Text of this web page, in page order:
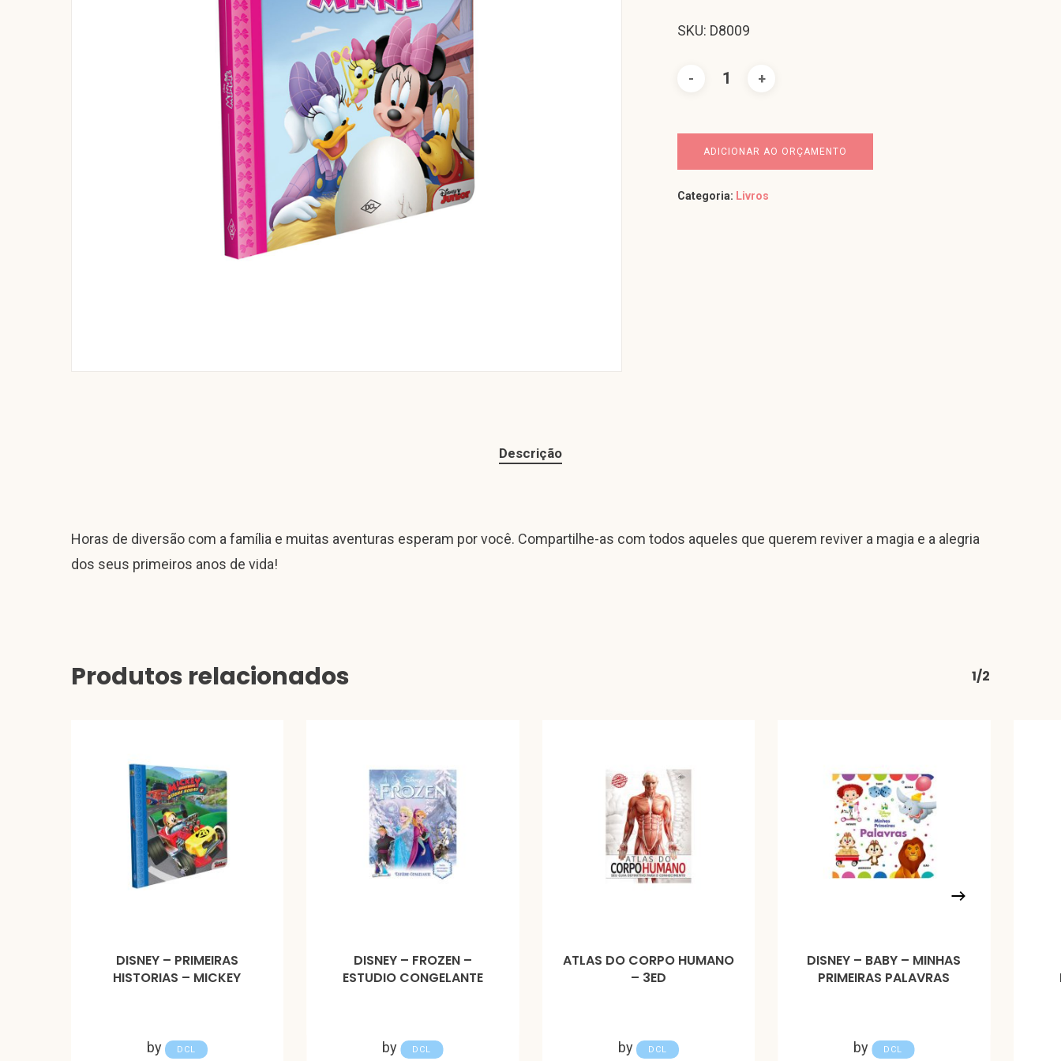
SKU: D8009
ADICIONAR AO ORÇAMENTO
Categoria: Livros
Descrição
Horas de diversão com a família e muitas aventuras esperam por você. Compartilhe-as com todos aqueles que querem reviver a magia e a alegria
dos seus primeiros anos de vida!
Produtos relacionados 1/2
DISNEY – PRIMEIRAS
HISTORIAS – MICKEY
by DCL
DISNEY – FROZEN –
ESTUDIO CONGELANTE
by DCL
ATLAS DO CORPO HUMANO
– 3ED
by DCL
DISNEY – BABY – MINHAS
PRIMEIRAS PALAVRAS
by DCL